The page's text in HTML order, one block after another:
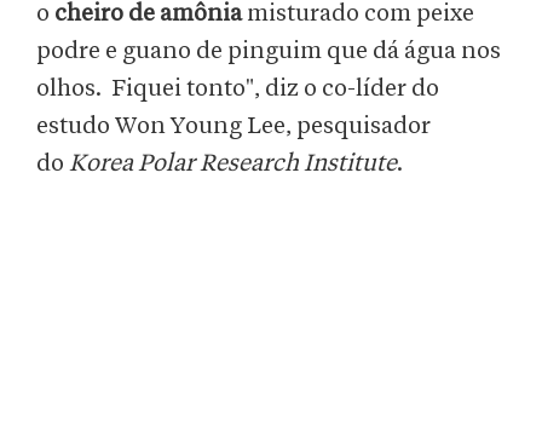
o cheiro de amôniamisturado com peixe
podre e guano de pinguim que dá água nos
olhos. Fiquei tonto", diz o co-líder do
estudo Won Young Lee, pesquisador
do Korea Polar Research Institute.